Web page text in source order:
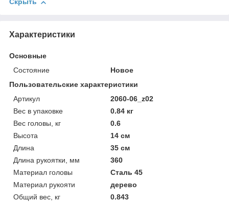
Скрыть
Характеристики
Основные
Состояние
Новое
Пользовательские характеристики
Артикул
2060-06_z02
Вес в упаковке
0.84 кг
Вес головы, кг
0.6
Высота
14 см
Длина
35 см
Длина рукоятки, мм
360
Материал головы
Сталь 45
Материал рукояти
дерево
Общий вес, кг
0.843